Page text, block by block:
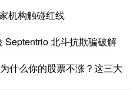
机构触碰红线
Septentrio 北斗抗欺骗破解
什么你的股票不涨？这三大